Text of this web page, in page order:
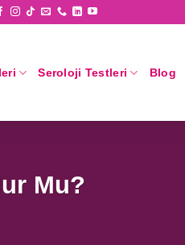
Seroloji Testleri Blog
Mu?